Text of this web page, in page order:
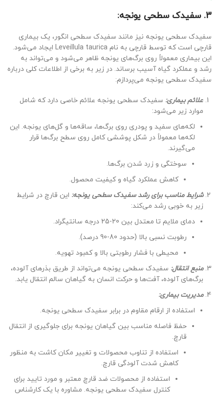
3. سفیدک سطحی یونجه:
سفیدک سطحی یونجه نیز مانند سفیدک سطحی انگور، یک بیماری
قارچی است که توسط قارچی به نام Leveillula taurica ایجاد می‌شود.
این بیماری معمولاً روی برگ‌های یونجه ظاهر می‌شود و می‌تواند به
رشد و عملکرد گیاه آسیب برساند. در زیر به برخی از اطلاعات کلی درباره
سفیدک سطحی یونجه می‌پردازم:
علائم بیماری: سفیدک سطحی یونجه علائم خاصی دارد که شامل
موارد زیر می‌شود:
لکه‌های سفید و پودری روی برگ‌ها، ساقه‌ها و گل‌های یونجه. این
لکه‌ها معمولاً در شکل پوششی کامل روی سطح برگ‌ها قرار
می‌گیرند.
سوختگی و زرد شدن برگ‌ها.
کاهش عملکرد گیاه و کیفیت محصول.
شرایط مناسب برای رشد سفیدک سطحی یونجه: این قارچ در شرایط
زیر به خوبی رشد می‌کند:
دمای ملایم تا معتدل بین 20-25 درجه سانتیگراد.
رطوبت نسبی بالا (حدود 80-90 درصد).
محیطی با فشار رطوبتی بالا و کمبود تهویه.
منبع انتقال: سفیدک سطحی یونجه می‌تواند از طریق بذرهای آلوده،
برگ‌های آلوده، آفت‌ها و حرکت انسان به گیاهان سالم انتقال یابد.
مدیریت بیماری:
استفاده از ارقام مقاوم در برابر سفیدک سطحی یونجه.
حفظ فاصله مناسب بین گیاهان یونجه برای جلوگیری از انتقال
قارچ.
استفاده از تناوب محصولات و تغییر مکان کاشت به منظور
کاهش شدت آلودگی قارچ.
استفاده از محصولات ضد قارچ معتبر و مورد تایید برای
کنترل سفیدک سطحی یونجه. مشاوره با یک کارشناس